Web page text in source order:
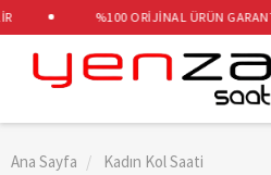
%100 ORİJİNAL ÜRÜN GARANTİSİ
Ana Sayfa Kadın Kol Saati